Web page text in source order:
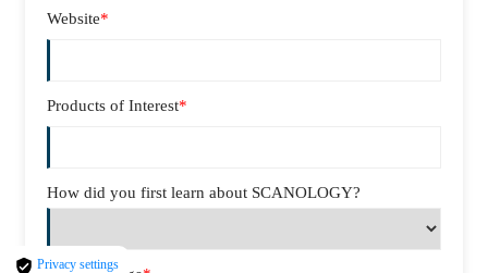
Website*
Products of Interest*
How did you first learn about SCANOLOGY?
Privacy settings